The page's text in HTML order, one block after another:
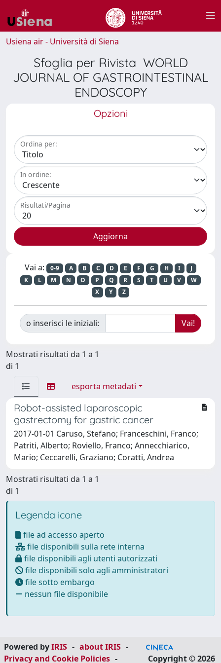
Usiena air - Università di Siena
Sfoglia per Rivista WORLD
JOURNAL OF GASTROINTESTINAL
ENDOSCOPY
Opzioni
Ordina per:
In ordine:
Risultati/Pagina
Vai a: 0-9 A B C D E F G H I
J
K
L M N O P Q R S T U V
W
X
Y Z
o inserisci le iniziali:
Mostrati risultati da 1 a 1
di 1
esporta metadati
Robot-assisted laparoscopic
gastrectomy for gastric cancer
2017-01-01 Caruso, Stefano; Franceschini, Franco;
Patriti, Alberto; Roviello, Franco; Annecchiarico,
Mario; Ceccarelli, Graziano; Coratti, Andrea
Mostrati risultati da 1 a 1
di 1
Legenda icone
file ad accesso aperto
file disponibili sulla rete interna
file disponibili agli utenti autorizzati
file disponibili solo agli amministratori
file sotto embargo
nessun file disponibile
Powered byIRIS - about IRIS -
Privacy and Cookie Policies - Copyright © 2026